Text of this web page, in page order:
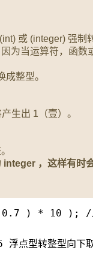
或 (integer) 强制
为当运算符，函数
成整型。
生出 1（壹）。
integer ，这样有时
) * 10 ); //
型转整型向下